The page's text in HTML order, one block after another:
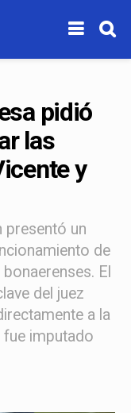
pidió
las
y
presentó un
de
El
del juez
a la
fue imputado